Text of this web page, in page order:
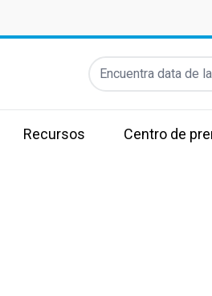
Encuentra data de la
Recursos Centro de